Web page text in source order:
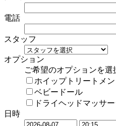
電話
スタッフ
オプション
ご希望のオプションを選
ホイップトリートメン
ベビードール
ドライヘッドマッサ
日時